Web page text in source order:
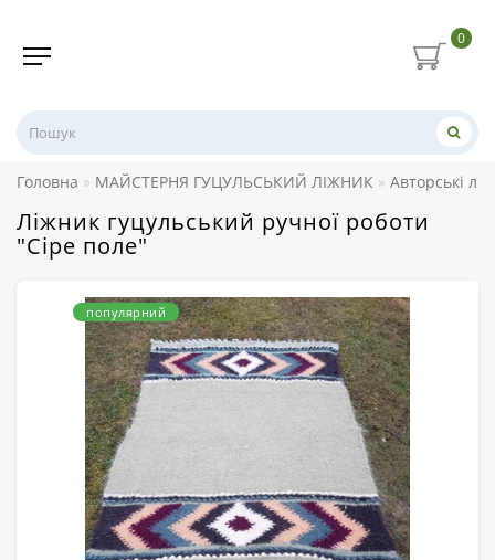
0
Головна МАЙСТЕРНЯ ГУЦУЛЬСЬКИЙ ЛІЖНИК Авторські
Ліжник гуцульський ручної роботи
"Сіре поле"
популярний